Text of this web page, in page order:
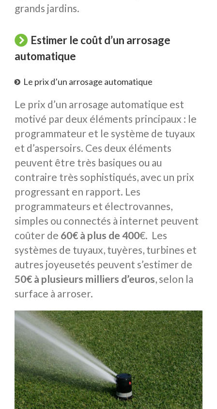
grands jardins.
Estimer le coût d’un arrosage
automatique
Le prix d’un arrosage automatique
Le prix d’un arrosage automatique est
motivé par deux éléments principaux : le
programmateur et le système de tuyaux
et d’aspersoirs. Ces deux éléments
peuvent être très basiques ou au
contraire très sophistiqués, avec un prix
progressant en rapport. Les
programmateurs et électrovannes,
simples ou connectés à internet peuvent
coûter de 60€ à plus de 400€. Les
systèmes de tuyaux, tuyères, turbines et
autres joyeusetés peuvent s’estimer de
50€ à plusieurs milliers d’euros, selon la
surface à arroser.